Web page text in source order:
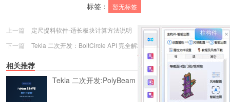
标签： 暂无标签
上一篇
定尺提料软件-适长板块计算方法说明
下一篇
Tekla 二次开发：BoltCircle API 完全解析
相关推荐
Tekla 二次开发:PolyBeam API 完全解析